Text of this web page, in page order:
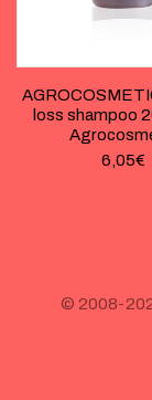
loss shampoo
6,05€
© 2008-